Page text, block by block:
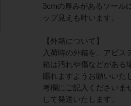
3cmの厚みがあるソール
ップ見えも叶います。
【外箱について】
入荷時の外箱を、アビス
箱は汚れや傷などがある
賜れますようお願いい
考欄にご記入くださいま
して発送いたします。